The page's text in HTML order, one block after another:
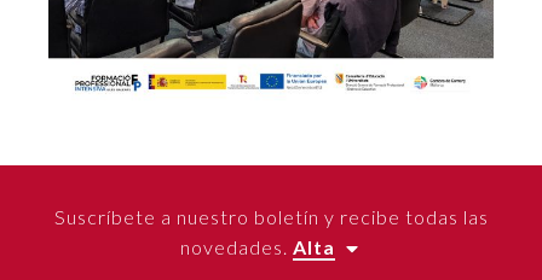
Suscríbete a nuestro boletín y recibe todas las
novedades. Alta